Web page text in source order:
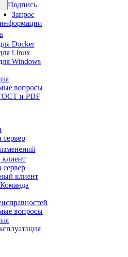
Подпись
Запрос
Docker
Linux
Windows
вопросы
и PDF
сервер
клиент
сервер
клиент
вопросы